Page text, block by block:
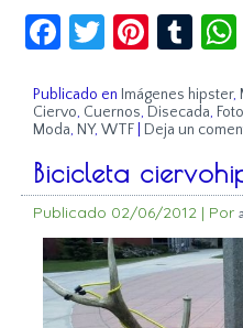
Facebook
Twitter
Publicado en Imágenes hipster,
Ciervo, Cuernos, Disecada,
Moda, NY,WTF Deja un
Bicicleta
Publicado 02/06/2012 | Por